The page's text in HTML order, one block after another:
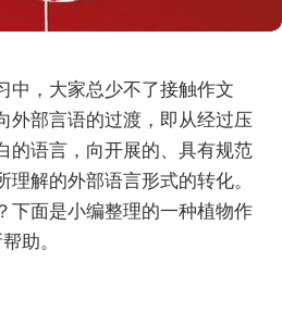
中，大家总少不了接触作文
外部言语的过渡，即从经过压
的语言，向开展的、具有规范
解的外部语言形式的转化。
下面是小编整理的一种植物作
助。